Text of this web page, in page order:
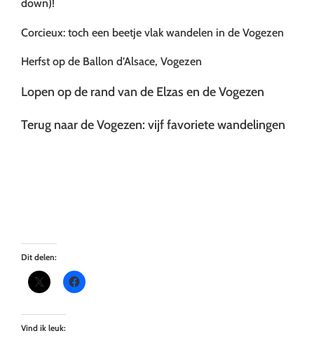
down)!
Corcieux: toch een beetje vlak wandelen in de Vogezen
Herfst op de Ballon d’Alsace, Vogezen
Lopen op de rand van de Elzas en de Vogezen
Terug naar de Vogezen: vijf favoriete wandelingen
Dit delen:
Vind ik leuk: